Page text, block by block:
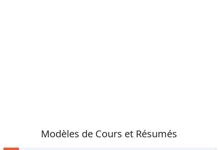
Modèles de Cours et Résumés